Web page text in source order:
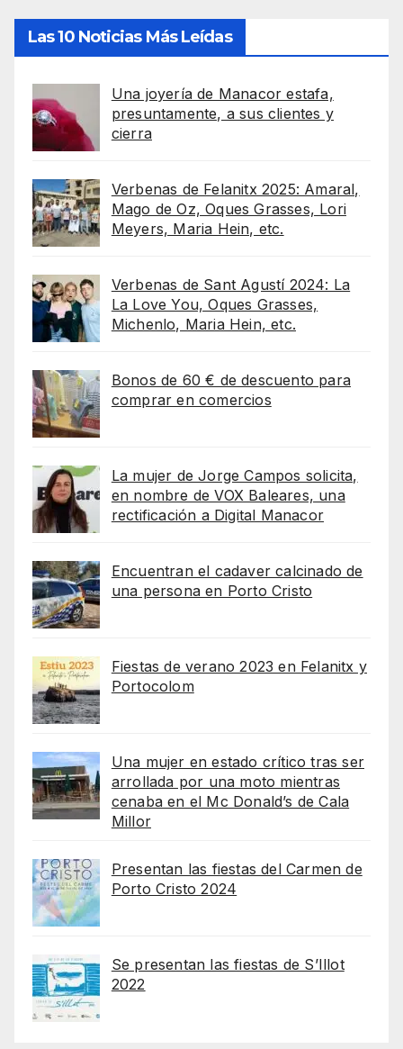
Las 10 Noticias Más Leídas
Una joyería de Manacor estafa,
presuntamente, a sus clientes y
cierra
Verbenas de Felanitx 2025: Amaral,
Mago de Oz, Oques Grasses, Lori
Meyers, Maria Hein, etc.
Verbenas de Sant Agustí 2024: La
La Love You, Oques Grasses,
Michenlo, Maria Hein, etc.
Bonos de 60 € de descuento para
comprar en comercios
La mujer de Jorge Campos solicita,
en nombre de VOX Baleares, una
rectificación a Digital Manacor
Encuentran el cadaver calcinado de
una persona en Porto Cristo
Fiestas de verano 2023 en Felanitx y
Portocolom
Una mujer en estado crítico tras ser
arrollada por una moto mientras
cenaba en el Mc Donald’s de Cala
Millor
Presentan las fiestas del Carmen de
Porto Cristo 2024
Se presentan las fiestas de S’Illot
2022